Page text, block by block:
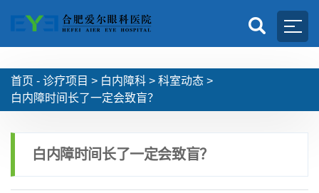
首页 - 诊疗项目 > 白内障科 > 科室动态 >
白内障时间长了一定会致盲？
白内障时间长了一定会致盲？